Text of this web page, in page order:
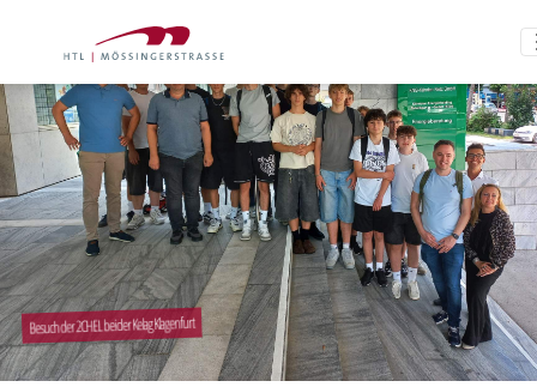
Besuch der 2CHEL bei der Kelag Klagenfurt